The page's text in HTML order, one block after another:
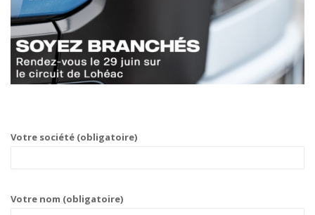
Votre société (obligatoire)
Votre nom (obligatoire)